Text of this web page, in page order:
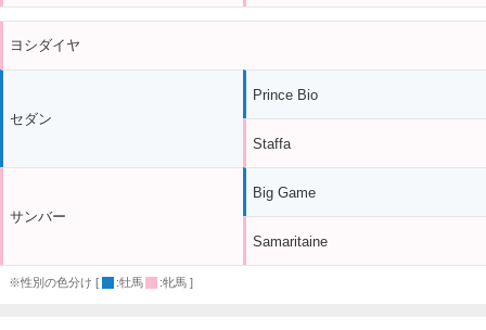
ヨシダイヤ
セダン
サンバー
Prince Bio
Staffa
Big Game
Samaritaine
※性別の色分け [ :牡馬 :牝馬 ]